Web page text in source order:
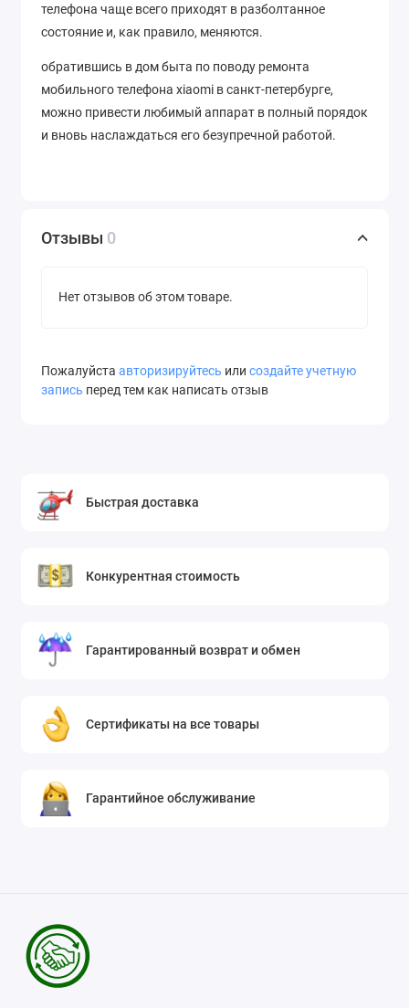
телефона чаще всего приходят в разболтанное
состояние и, как правило, меняются.
обратившись в дом быта по поводу ремонта
мобильного телефона xiaomi в санкт-петербурге,
можно привести любимый аппарат в полный порядок
и вновь наслаждаться его безупречной работой.
Отзывы 0
Нет отзывов об этом товаре.
Пожалуйста авторизируйтесь или создайте учетную
запись перед тем как написать отзыв
Быстрая доставка
Конкурентная стоимость
Гарантированный возврат и обмен
Сертификаты на все товары
Гарантийное обслуживание